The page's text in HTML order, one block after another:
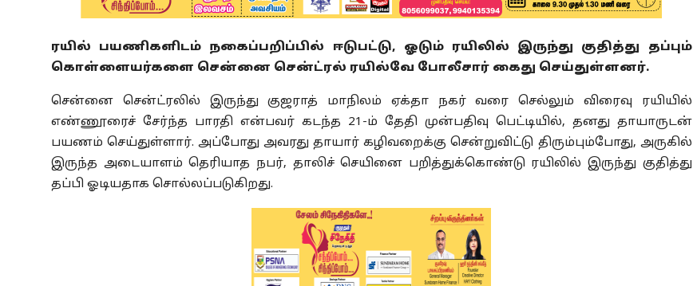
ரயில் பயணிகளிடம் நகைப்பறிப்பில் ஈடுபட்டு, ஓடும் ரயிலில் இருந்து குதித்து தப்பும்
கொள்ளையர்களை சென்னை சென்ட்ரல் ரயில்வே போலீசார் கைது செய்துள்ளனர்.
சென்னை சென்ட்ரலில் இருந்து குஜராத் மாநிலம் ஏக்தா நகர் வரை செல்லும் விரைவு ரயியில்
எண்ணூரைச் சேர்ந்த பாரதி என்பவர் கடந்த 21-ம் தேதி முன்பதிவு பெட்டியில், தனது தாயாருடன்
பயணம் செய்துள்ளார். அப்போது அவரது தாயார் கழிவறைக்கு சென்றுவிட்டு திரும்பும்போது, அருகில்
இருந்த அடையாளம் தெரியாத நபர், தாலிச் செயினை பறித்துக்கொண்டு ரயிலில் இருந்து குதித்து
தப்பி ஓடியதாக சொல்லப்படுகிறது.